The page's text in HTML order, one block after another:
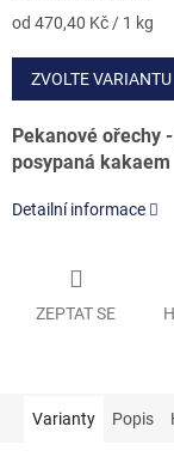
Měrná
od 470,40 Kč / 1 kg
ZVOLTE VARIANTU
Pekanové ořechy
posypaná kakaem
Detailní informace
ZEPTAT SE
Varianty Popis